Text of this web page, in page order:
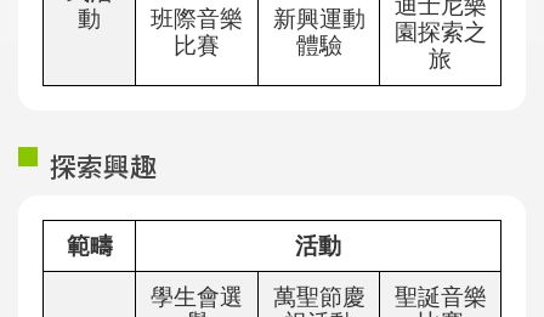
動
班際音樂
比賽
新興運動
體驗
迪士尼樂
園探索之
旅
探索興趣
範疇 活動
學生會選
萬聖節慶
聖誕音樂